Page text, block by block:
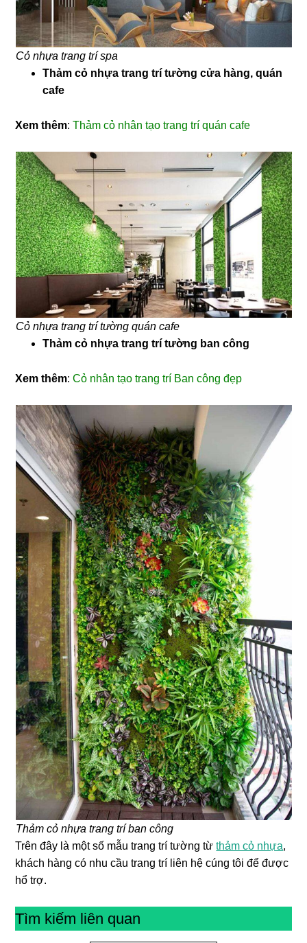
Cỏ nhựa trang trí spa
Thảm cỏ nhựa trang trí tường cửa hàng, quán
cafe
Xem thêm:Thảm cỏ nhân tạo trang trí quán cafe
Cỏ nhựa trang trí tường quán cafe
Thảm cỏ nhựa trang trí tường ban công
Xem thêm:Cỏ nhân tạo trang trí Ban công đẹp
Thảm cỏ nhựa trang trí ban công
Trên đây là một số mẫu trang trí tường từthảm cỏ nhựa,
khách hàng có nhu cầu trang trí liên hệ cúng tôi để được
hổ trợ.
Tìm kiếm liên quan